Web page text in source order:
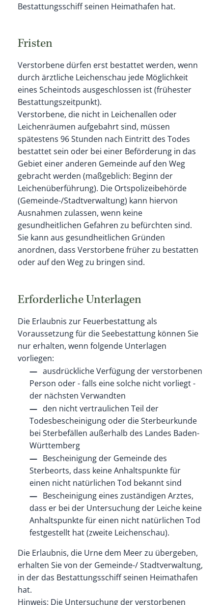
Bestattungsschiff seinen Heimathafen hat.
Fristen
Verstorbene dürfen erst bestattet werden, wenn
durch ärztliche Leichenschau jede Möglichkeit
eines Scheintods ausgeschlossen ist (frühester
Bestattungszeitpunkt).
Verstorbene, die nicht in Leichenallen oder
Leichenräumen aufgebahrt sind, müssen
spätestens 96 Stunden nach Eintritt des Todes
bestattet sein oder bei einer Beförderung in das
Gebiet einer anderen Gemeinde auf den Weg
gebracht werden (maßgeblich: Beginn der
Leichenüberführung). Die Ortspolizeibehörde
(Gemeinde-/Stadtverwaltung) kann hiervon
Ausnahmen zulassen, wenn keine
gesundheitlichen Gefahren zu befürchten sind.
Sie kann aus gesundheitlichen Gründen
anordnen, dass Verstorbene früher zu bestatten
oder auf den Weg zu bringen sind.
Erforderliche Unterlagen
Die Erlaubnis zur Feuerbestattung als
Voraussetzung für die Seebestattung können Sie
nur erhalten, wenn folgende Unterlagen
vorliegen:
ausdrückliche Verfügung der verstorbenen
Person oder - falls eine solche nicht vorliegt -
der nächsten Verwandten
den nicht vertraulichen Teil der
Todesbescheinigung oder die Sterbeurkunde
bei Sterbefällen außerhalb des Landes Baden-
Württemberg
Bescheinigung der Gemeinde des
Sterbeorts, dass keine Anhaltspunkte für
einen nicht natürlichen Tod bekannt sind
Bescheinigung eines zuständigen Arztes,
dass er bei der Untersuchung der Leiche keine
Anhaltspunkte für einen nicht natürlichen Tod
festgestellt hat (zweite Leichenschau).
Die Erlaubnis, die Urne dem Meer zu übergeben,
erhalten Sie von der Gemeinde-/ Stadtverwaltung,
in der das Bestattungsschiff seinen Heimathafen
hat.
Hinweis: Die Untersuchung der verstorbenen